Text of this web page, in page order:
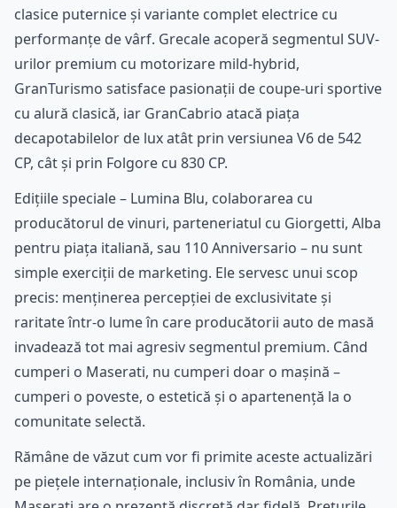
clasice puternice și variante complet electrice cu
performanțe de vârf. Grecale acoperă segmentul SUV-
urilor premium cu motorizare mild-hybrid,
GranTurismo satisface pasionații de coupe-uri sportive
cu alură clasică, iar GranCabrio atacă piața
decapotabilelor de lux atât prin versiunea V6 de 542
CP, cât și prin Folgore cu 830 CP.
Edițiile speciale – Lumina Blu, colaborarea cu
producătorul de vinuri, parteneriatul cu Giorgetti, Alba
pentru piața italiană, sau 110 Anniversario – nu sunt
simple exerciții de marketing. Ele servesc unui scop
precis: menținerea percepției de exclusivitate și
raritate într-o lume în care producătorii auto de masă
invadează tot mai agresiv segmentul premium. Când
cumperi o Maserati, nu cumperi doar o mașină –
cumperi o poveste, o estetică și o apartenență la o
comunitate selectă.
Rămâne de văzut cum vor fi primite aceste actualizări
pe piețele internaționale, inclusiv în România, unde